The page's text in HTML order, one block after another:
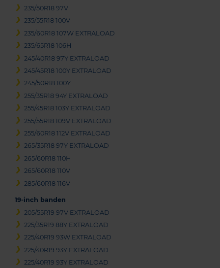
235/50R18 97V
235/55R18 100V
235/60R18 107W EXTRALOAD
235/65R18 106H
245/40R18 97Y EXTRALOAD
245/45R18 100Y EXTRALOAD
245/50R18 100Y
255/35R18 94Y EXTRALOAD
255/45R18 103Y EXTRALOAD
255/55R18 109V EXTRALOAD
255/60R18 112V EXTRALOAD
265/35R18 97Y EXTRALOAD
265/60R18 110H
265/60R18 110V
285/60R18 116V
19-inch banden
205/55R19 97V EXTRALOAD
225/35R19 88Y EXTRALOAD
225/40R19 93W EXTRALOAD
225/40R19 93Y EXTRALOAD
225/40R19 93Y EXTRALOAD